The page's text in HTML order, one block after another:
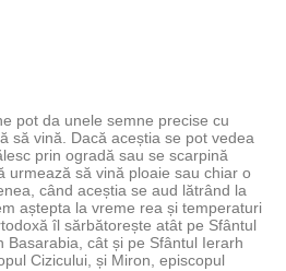
pot da unele semne precise cu
să vină. Dacă aceștia se pot vedea
prin ogradă sau se scarpină
urmează să vină ploaie sau chiar o
când aceștia se aud lătrând la
aștepta la vreme rea și temperaturi
îl sărbătorește atât pe Sfântul
Basarabia, cât și pe Sfântul Ierarh
Cizicului, și Miron, episcopul